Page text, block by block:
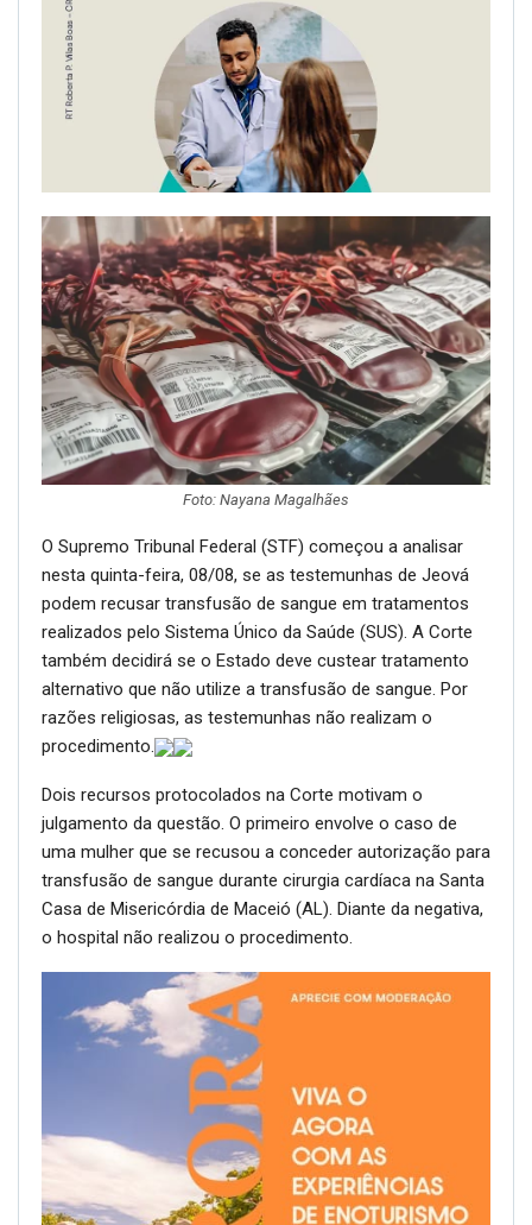
Foto: Nayana Magalhães
O Supremo Tribunal Federal (STF) começou a analisar
nesta quinta-feira, 08/08, se as testemunhas de Jeová
podem recusar transfusão de sangue em tratamentos
realizados pelo Sistema Único da Saúde (SUS). A Corte
também decidirá se o Estado deve custear tratamento
alternativo que não utilize a transfusão de sangue. Por
razões religiosas, as testemunhas não realizam o
procedimento.
Dois recursos protocolados na Corte motivam o
julgamento da questão. O primeiro envolve o caso de
uma mulher que se recusou a conceder autorização para
transfusão de sangue durante cirurgia cardíaca na Santa
Casa de Misericórdia de Maceió (AL). Diante da negativa,
o hospital não realizou o procedimento.